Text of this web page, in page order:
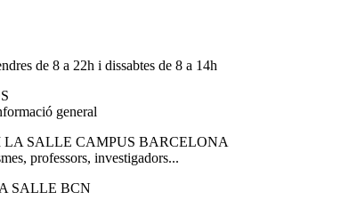
de 8 a 22h i dissabtes de 8 a 14h
general
LA SALLE CAMPUS BARCELONA
professors, investigadors...
SALLE BCN